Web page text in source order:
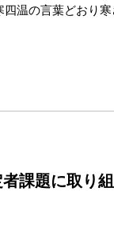
四温の言葉どおり
課題に取り